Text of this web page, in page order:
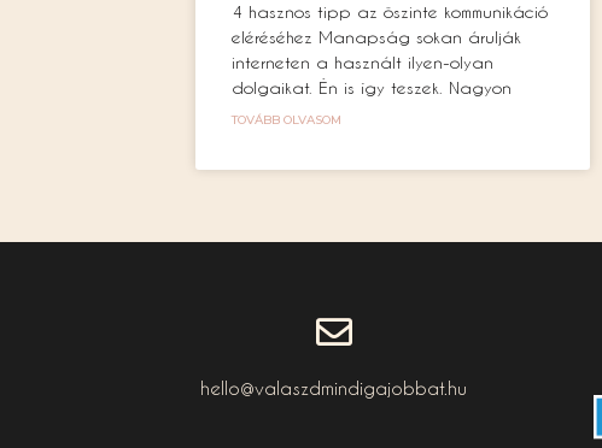
4 hasznos tipp az őszinte kommunikáció
eléréséhez Manapság sokan árulják
interneten a használt ilyen-olyan
dolgaikat. Én is így teszek. Nagyon
TOVÁBB OLVASOM
hello@valaszdmindigajobbat.hu